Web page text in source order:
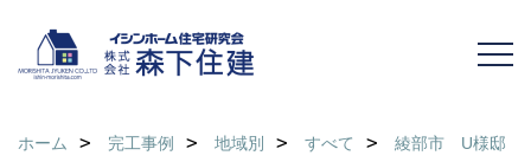
ホーム 完工事例 地域別 すべて 綾部市 U様邸